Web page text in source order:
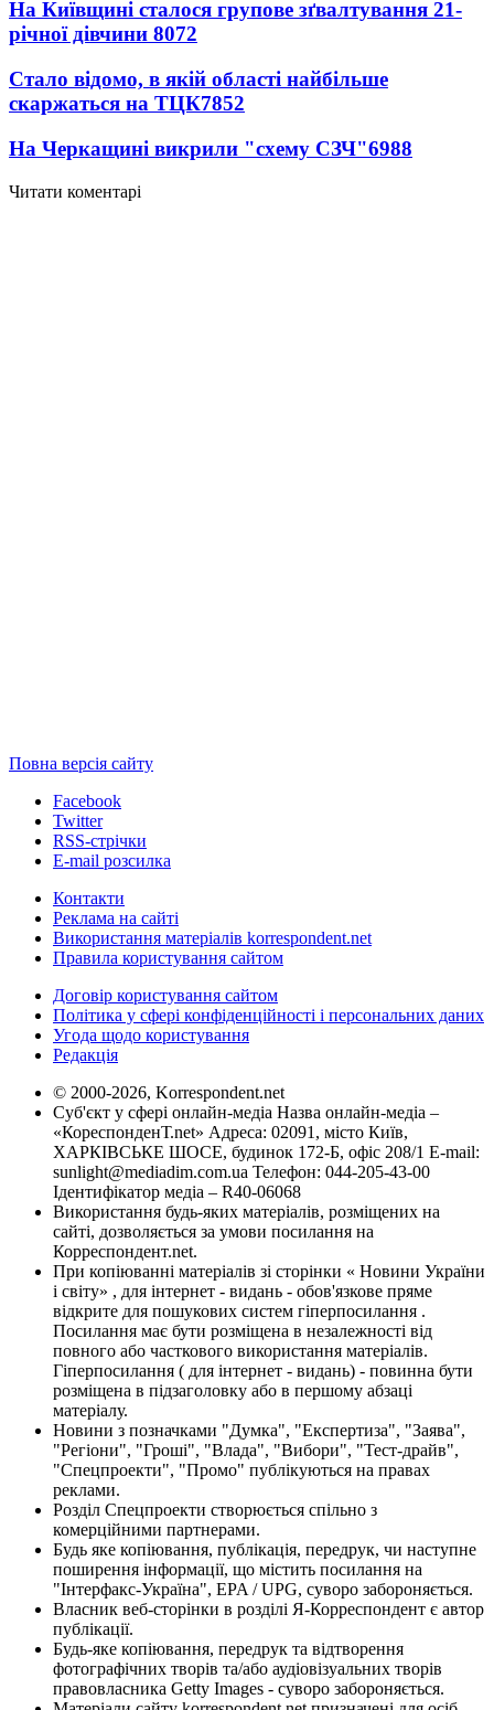
На Київщині сталося групове зґвалтування 21-
річної дівчини 8072
Стало відомо, в якій області найбільше
скаржаться на ТЦК7852
На Черкащині викрили "схему СЗЧ"6988
Читати коментарі
Повна версія сайту
Facebook
Twitter
RSS-стрічки
E-mail розсилка
Контакти
Реклама на сайті
Використання матеріалів korrespondent.net
Правила користування сайтом
Договір користування сайтом
Політика у сфері конфіденційності і персональних даних
Угода щодо користування
Редакція
© 2000-2026, Korrespondent.net
Суб'єкт у сфері онлайн-медіа Назва онлайн-медіа –
«КореспонденТ.net» Адреса: 02091, місто Київ,
ХАРКІВСЬКЕ ШОСЕ, будинок 172-Б, офіс 208/1 E-mail:
sunlight@mediadim.com.ua Телефон: 044-205-43-00
Ідентифікатор медіа – R40-06068
Використання будь-яких матеріалів, розміщених на
сайті, дозволяється за умови посилання на
Корреспондент.net.
При копіюванні матеріалів зі сторінки « Новини України
і світу» , для інтернет - видань - обов'язкове пряме
відкрите для пошукових систем гіперпосилання .
Посилання має бути розміщена в незалежності від
повного або часткового використання матеріалів.
Гіперпосилання ( для інтернет - видань) - повинна бути
розміщена в підзаголовку або в першому абзаці
матеріалу.
Новини з позначками "Думка", "Експертиза", "Заява",
"Регіони", "Гроші", "Влада", "Вибори", "Тест-драйв",
"Спецпроекти", "Промо" публікуються на правах
реклами.
Розділ Спецпроекти створюється спільно з
комерційними партнерами.
Будь яке копіювання, публікація, передрук, чи наступне
поширення інформації, що містить посилання на
"Інтерфакс-Україна", EPA / UPG, суворо забороняється.
Власник веб-сторінки в розділі Я-Корреспондент є автор
публікації.
Будь-яке копіювання, передрук та відтворення
фотографічних творів та/або аудіовізуальних творів
правовласника Getty Images - суворо забороняється.